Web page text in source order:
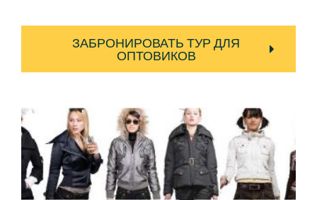
ЗАБРОНИРОВАТЬ ТУР ДЛЯ
ОПТОВИКОВ